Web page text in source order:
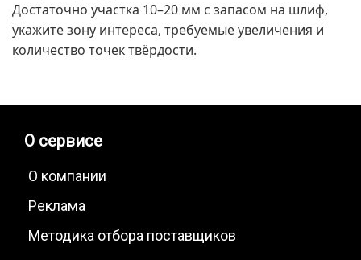
Достаточно участка 10–20 мм с запасом на шлиф,
укажите зону интереса, требуемые увеличения и
количество точек твёрдости.
О сервисе
О компании
Реклама
Методика отбора поставщиков